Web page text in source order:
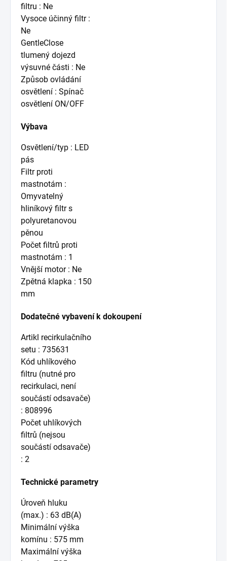
filtru : Ne
Vysoce účinný filtr :
Ne
GentleClose
tlumený dojezd
výsuvné části : Ne
Způsob ovládání
osvětlení : Spínač
osvětlení ON/OFF
Výbava
Osvětlení/typ : LED
pás
Filtr proti
mastnotám :
Omyvatelný
hliníkový filtr s
polyuretanovou
pěnou
Počet filtrů proti
mastnotám : 1
Vnější motor : Ne
Zpětná klapka : 150
mm
Dodatečné vybavení k dokoupení
Artikl recirkulačního
setu : 735631
Kód uhlíkového
filtru (nutné pro
recirkulaci, není
součástí odsavače)
: 808996
Počet uhlíkových
filtrů (nejsou
součástí odsavače)
: 2
Technické parametry
Úroveň hluku
(max.) : 63 dB(A)
Minimální výška
komínu : 575 mm
Maximální výška